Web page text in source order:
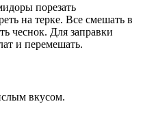
порезать
на терке. Все смешать в
чеснок. Для заправки
и перемешать.
вкусом.